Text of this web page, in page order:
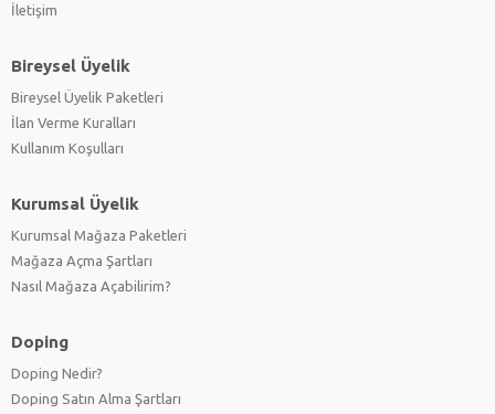
İletişim
Bireysel Üyelik
Bireysel Üyelik Paketleri
İlan Verme Kuralları
Kullanım Koşulları
Kurumsal Üyelik
Kurumsal Mağaza Paketleri
Mağaza Açma Şartları
Nasıl Mağaza Açabilirim?
Doping
Doping Nedir?
Doping Satın Alma Şartları